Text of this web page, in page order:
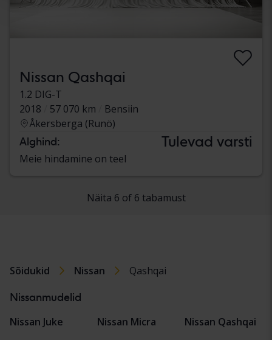
Nissan Qashqai
1.2 DIG-T
2018
57 070 km
Bensiin
Åkersberga (Runö)
Alghind: Tulevad varsti
Meie hindamine on teel
Näita 6 of 6 tabamust
Sõidukid Nissan Qashqai
Nissanmudelid
Nissan Juke
Nissan Micra
Nissan Qashqai